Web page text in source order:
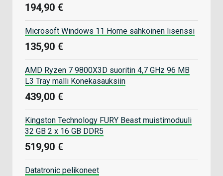
194,90 €
Microsoft Windows 11 Home sähköinen lisenssi
135,90 €
AMD Ryzen 7 9800X3D suoritin 4,7 GHz 96 MB
L3 Tray malli Konekasauksiin
439,00 €
Kingston Technology FURY Beast muistimoduuli
32 GB 2 x 16 GB DDR5
519,90 €
Datatronic pelikoneet